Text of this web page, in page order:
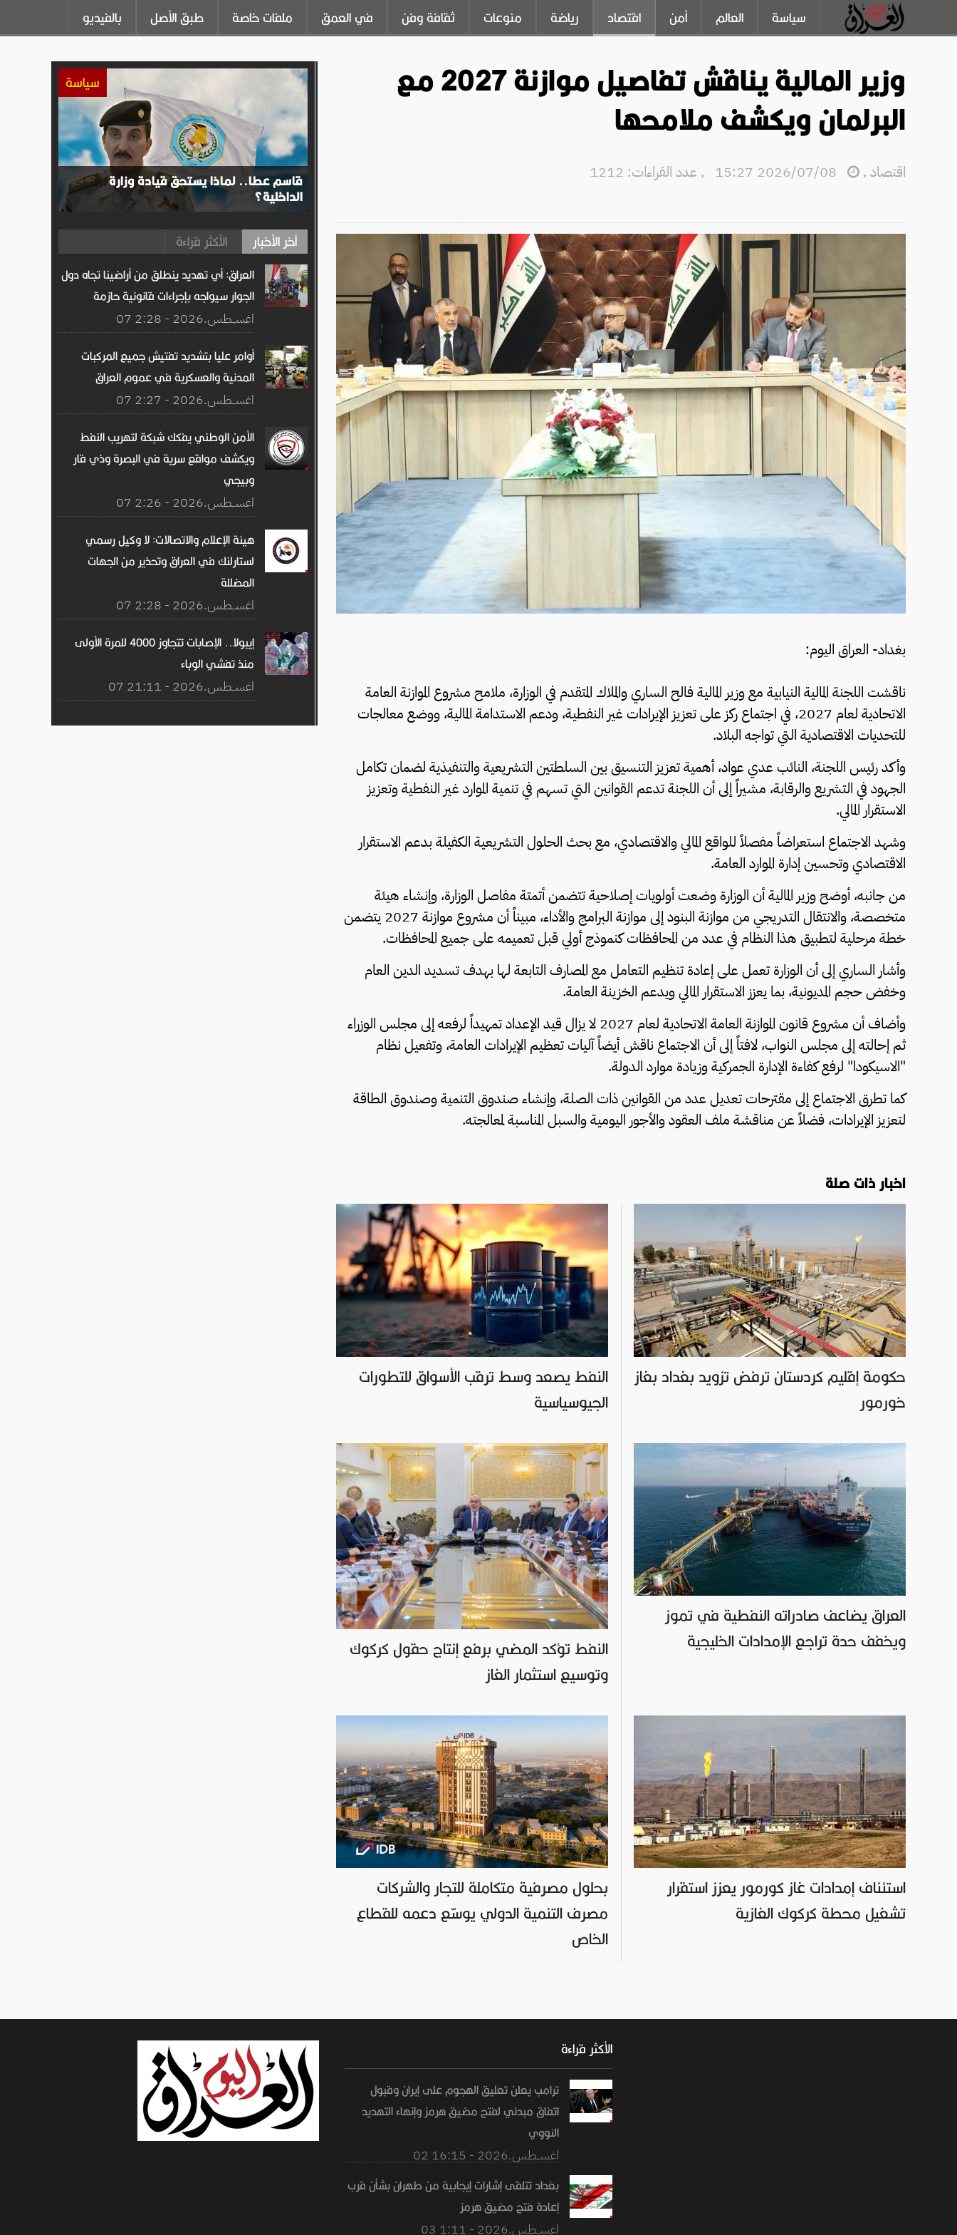
سياسة العالم أمن اقتصاد رياضة منوعات ثقافة وفن في العمق ملفات خاصة طبق الأصل بالفيديو
وزير المالية يناقش تفاصيل موازنة 2027 مع
البرلمان ويكشف ملامحها
اقتصاد ,
, عدد القراءات: 1212
بغداد- العراق اليوم:
ناقشت اللجنة المالية النيابية مع وزير المالية فالح الساري والملاك المتقدم في الوزارة، ملامح مشروع الموازنة العامة
الاتحادية لعام 2027، في اجتماع ركز على تعزيز الإيرادات غير النفطية، ودعم الاستدامة المالية، ووضع معالجات
للتحديات الاقتصادية التي تواجه البلاد.
وأكد رئيس اللجنة، النائب عدي عواد، أهمية تعزيز التنسيق بين السلطتين التشريعية والتنفيذية لضمان تكامل
الجهود في التشريع والرقابة، مشيراً إلى أن اللجنة تدعم القوانين التي تسهم في تنمية الموارد غير النفطية وتعزيز
الاستقرار المالي.
وشهد الاجتماع استعراضاً مفصلاً للواقع المالي والاقتصادي، مع بحث الحلول التشريعية الكفيلة بدعم الاستقرار
الاقتصادي وتحسين إدارة الموارد العامة.
من جانبه، أوضح وزير المالية أن الوزارة وضعت أولويات إصلاحية تتضمن أتمتة مفاصل الوزارة، وإنشاء هيئة
متخصصة، والانتقال التدريجي من موازنة البنود إلى موازنة البرامج والأداء، مبيناً أن مشروع موازنة 2027 يتضمن
خطة مرحلية لتطبيق هذا النظام في عدد من المحافظات كنموذج أولي قبل تعميمه على جميع المحافظات.
وأشار الساري إلى أن الوزارة تعمل على إعادة تنظيم التعامل مع المصارف التابعة لها بهدف تسديد الدين العام
وخفض حجم المديونية، بما يعزز الاستقرار المالي ويدعم الخزينة العامة.
وأضاف أن مشروع قانون الموازنة العامة الاتحادية لعام 2027 لا يزال قيد الإعداد تمهيداً لرفعه إلى مجلس الوزراء
ثم إحالته إلى مجلس النواب، لافتاً إلى أن الاجتماع ناقش أيضاً آليات تعظيم الإيرادات العامة، وتفعيل نظام
"الاسيكودا" لرفع كفاءة الإدارة الجمركية وزيادة موارد الدولة.
كما تطرق الاجتماع إلى مقترحات تعديل عدد من القوانين ذات الصلة، وإنشاء صندوق التنمية وصندوق الطاقة
لتعزيز الإيرادات، فضلاً عن مناقشة ملف العقود والأجور اليومية والسبل المناسبة لمعالجته.
اخبار ذات صلة
النفط يصعد وسط ترقب الأسواق للتطورات
الجيوسياسية
حكومة إقليم كردستان ترفض تزويد بغداد بغاز
خورمور
النفط تؤكد المضي برفع إنتاج حقول كركوك
وتوسيع استثمار الغاز
العراق يضاعف صادراته النفطية في تموز
ويخفف حدة تراجع الإمدادات الخليجية
بحلول مصرفية متكاملة للتجار والشركات
مصرف التنمية الدولي يوسّع دعمه للقطاع
الخاص
استئناف إمدادات غاز كورمور يعزز استقرار
تشغيل محطة كركوك الغازية
سياسة
قاسم عطا.. لماذا يستحق قيادة وزارة
الداخلية؟
آخر الأخبار الأكثر قراءة
العراق: أي تهديد ينطلق من أراضينا تجاه دول
الجوار سيواجه بإجراءات قانونية حازمة
07 اغســطس.2026 - 2:28
أوامر عليا بتشديد تفتيش جميع المركبات
المدنية والعسكرية في عموم العراق
07 اغســطس.2026 - 2:27
الأمن الوطني يفكك شبكة لتهريب النفط
ويكشف مواقع سرية في البصرة وذي قار
وبيجي
07 اغســطس.2026 - 2:26
هيئة الإعلام والاتصالات: لا وكيل رسمي
لستارلنك في العراق وتحذير من الجهات
المضللة
07 اغســطس.2026 - 2:28
إيبولا.. الإصابات تتجاوز 4000 للمرة الأولى
منذ تفشي الوباء
07 اغســطس.2026 - 21:11
الأكثر قراءة
ترامب يعلن تعليق الهجوم على إيران وقبول
اتفاق مبدئي لفتح مضيق هرمز وإنهاء التهديد
النووي
02 اغســطس.2026 - 16:15
بغداد تتلقى إشارات إيجابية من طهران بشأن قرب
إعادة فتح مضيق هرمز
03 اغســطس.2026 - 1:11